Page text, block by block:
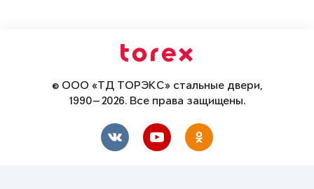
© ООО «ТД ТОРЭКС» стальные двери,
1990—2026. Все права защищены.